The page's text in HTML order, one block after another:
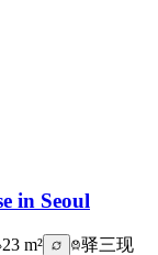
in Seoul
23 m² 驿三现